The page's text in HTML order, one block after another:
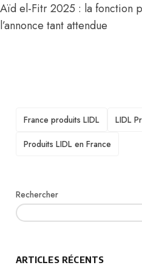
Aïd el-Fitr 2025 : la fonction
l’annonce tant attendue
TAGS
France produits LIDL LIDL
Produits LIDL en France
Rechercher
ARTICLES RÉCENTS